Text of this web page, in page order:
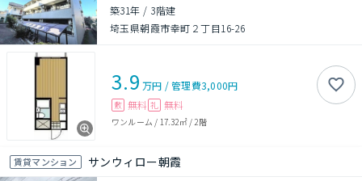
築31年 / 3階建
埼玉県朝霞市幸町２丁目16-26
3.9 万円 /管理費3,000円
敷 無料 礼 無料
ワンルーム / 17.32㎡/ 2階
賃貸マンション サンウィロー朝霞